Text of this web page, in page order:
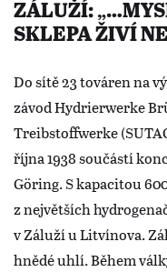
ZÁLUŽÍ:
SKLEPA ŽIVÍ
Do sítě 23 továren na
závod Hydrierwerke
Treibstoffwerke
října 1938 součástí
Göring. S kapacitou
z největších
v Záluží u Litvínova.
hnědé uhlí. Během